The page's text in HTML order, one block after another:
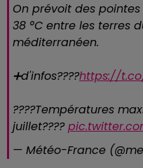
On prévoit des
38 °C entre les terres
méditerranéen.
➕d'infos????https://
????Températures
juillet????
— Météo-France